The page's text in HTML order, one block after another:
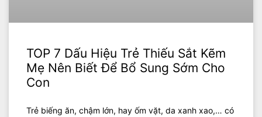
TOP 7 Dấu Hiệu Trẻ Thiếu Sắt Kẽm
Mẹ Nên Biết Để Bổ Sung Sớm Cho
Con
Trẻ biếng ăn, chậm lớn, hay ốm vặt, da xanh xao,… có